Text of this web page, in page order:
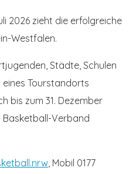
2026 zieht die erfolgreiche
Westfalen.
Städte, Schulen
Tourstandorts
bis zum 31. Dezember
Basketball-Verband
, Mobil 0177